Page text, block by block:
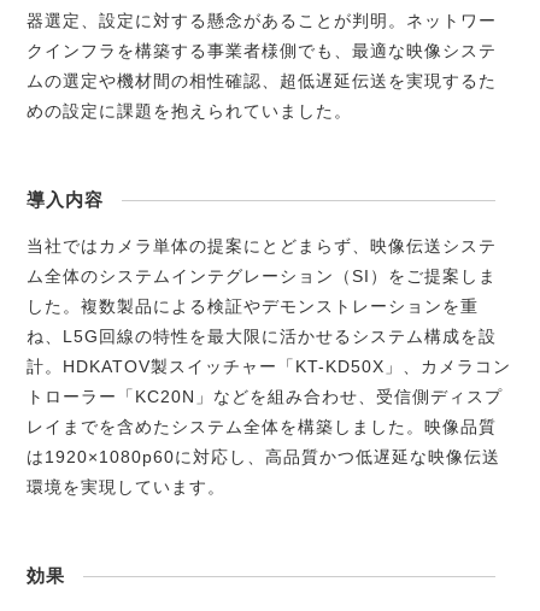
器選定、設定に対する懸念があることが判明。ネットワー
クインフラを構築する事業者様側でも、最適な映像システ
ムの選定や機材間の相性確認、超低遅延伝送を実現するた
めの設定に課題を抱えられていました。
導入内容
当社ではカメラ単体の提案にとどまらず、映像伝送システ
ム全体のシステムインテグレーション（SI）をご提案しま
した。複数製品による検証やデモンストレーションを重
ね、L5G回線の特性を最大限に活かせるシステム構成を設
計。HDKATOV製スイッチャー「KT-KD50X」、カメラコン
トローラー「KC20N」などを組み合わせ、受信側ディスプ
レイまでを含めたシステム全体を構築しました。映像品質
は1920×1080p60に対応し、高品質かつ低遅延な映像伝送
環境を実現しています。
効果